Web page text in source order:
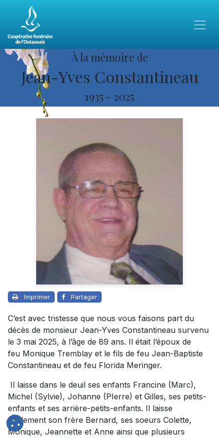
À la mémoire de
Jean-Yves Constantineau
1935 - 2025
Imprimer Partager
C’est avec tristesse que nous vous faisons part du
décès de monsieur Jean-Yves Constantineau survenu
le 3 mai 2025, à l’âge de 89 ans. Il était l’époux de
feu Monique Tremblay et le fils de feu Jean-Baptiste
Constantineau et de feu Florida Meringer.
Il laisse dans le deuil ses enfants Francine (Marc),
Michel (Sylvie), Johanne (PIerre) et Gilles, ses petits-
enfants et ses arrière-petits-enfants. Il laisse
également son frère Bernard, ses soeurs Colette,
Monique, Jeannette et Anne ainsi que plusieurs